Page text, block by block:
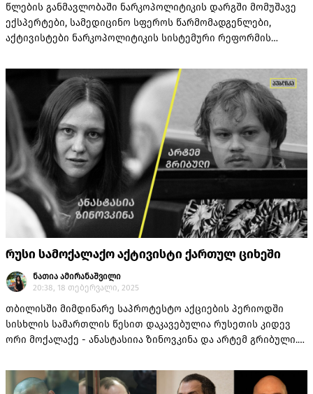
წლების განმავლობაში ნარკოპოლიტიკის დარგში მომუშავე
ექსპერტები, სამედიცინო სფეროს წარმომადგენლები,
აქტივისტები ნარკოპოლიტიკის სისტემური რეფორმის
რუსი სამოქალაქო აქტივისტი ქართულ ციხეში
ნათია ამირანაშვილი
20:38, 18 თებერვალი, 2025
თბილისში მიმდინარე საპროტესტო აქციების პერიოდში
სისხლის სამართლის წესით დაკავებულია რუსეთის კიდევ
ორი მოქალაქე - ანასტასიია ზინოვკინა და არტემ გრიბული.
საშუალება ალფა-პვპ-ის ფლობას ედავება. ბრალდებულები
ბრალს არ აღიარებენ და ამბობენ, რომ პოლიციამ მათ